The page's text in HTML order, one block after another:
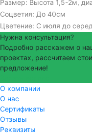
Размер: Высота 1,5-2м,
Соцветия: До 40см
Цветение: С июля до
Нужна консультация?
Подробно расскажем о
проектах, рассчитаем
предложение!
О компании
О нас
Сертификаты
Отзывы
Реквизиты